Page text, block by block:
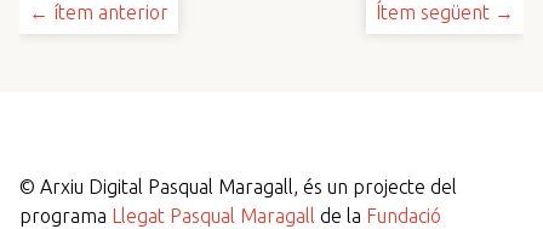
← ítem anterior Ítem següent →
© Arxiu Digital Pasqual Maragall, és un projecte del
programa Llegat Pasqual Maragall de la Fundació